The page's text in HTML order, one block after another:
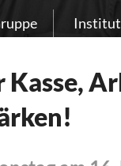
Institut